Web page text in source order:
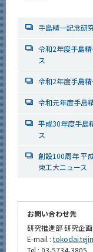
手島精一記念研
令和2年度手島
ス
令和2年度手島
令和元年度手島
平成30年度手島
ス
創設100周年 平
東工大ニュース
お問い合わせ先
研究推進部 研究企
E-mail :